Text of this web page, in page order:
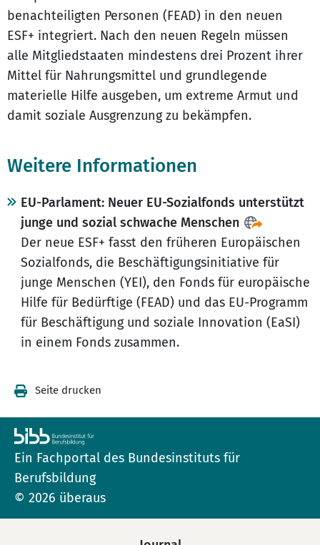
benachteiligten Personen (FEAD) in den neuen
ESF+ integriert. Nach den neuen Regeln müssen
alle Mitgliedstaaten mindestens drei Prozent ihrer
Mittel für Nahrungsmittel und grundlegende
materielle Hilfe ausgeben, um extreme Armut und
damit soziale Ausgrenzung zu bekämpfen.
Weitere Informationen
EU-Parlament: Neuer EU-Sozialfonds unterstützt
junge und sozial schwache Menschen
Der neue ESF+ fasst den früheren Europäischen
Sozialfonds, die Beschäftigungsinitiative für
junge Menschen (YEI), den Fonds für europäische
Hilfe für Bedürftige (FEAD) und das EU-Programm
für Beschäftigung und soziale Innovation (EaSI)
in einem Fonds zusammen.
Seite drucken
Ein Fachportal des Bundesinstituts für
Berufsbildung
© 2026 überaus